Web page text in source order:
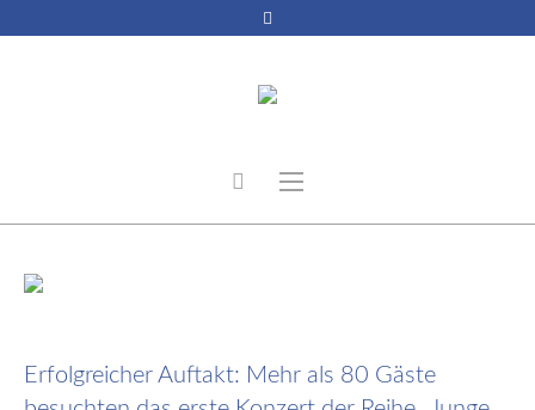
21. November 2022
Erfolgreicher Auftakt: Mehr als 80 Gäste